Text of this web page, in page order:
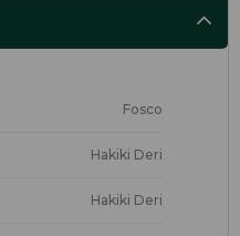
Fosco
Hakiki Deri
Hakiki Deri